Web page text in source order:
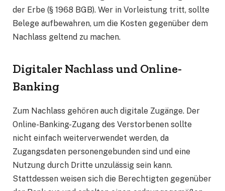
der Erbe (§ 1968 BGB). Wer in Vorleistung tritt, sollte
Belege aufbewahren, um die Kosten gegenüber dem
Nachlass geltend zu machen.
Digitaler Nachlass und Online-
Banking
Zum Nachlass gehören auch digitale Zugänge. Der
Online-Banking-Zugang des Verstorbenen sollte
nicht einfach weiterverwendet werden, da
Zugangsdaten personengebunden sind und eine
Nutzung durch Dritte unzulässig sein kann.
Stattdessen weisen sich die Berechtigten gegenüber